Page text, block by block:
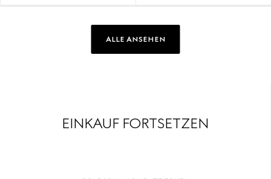
ALLE ANSEHEN
EINKAUF FORTSETZEN